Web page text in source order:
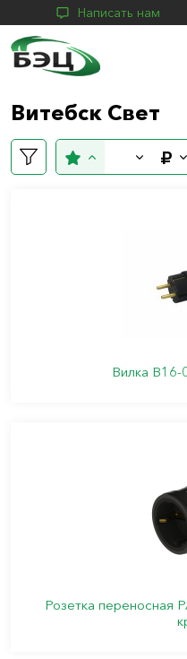
Написать нам
Витебск Свет
Вилка В16-
Розетка переносная